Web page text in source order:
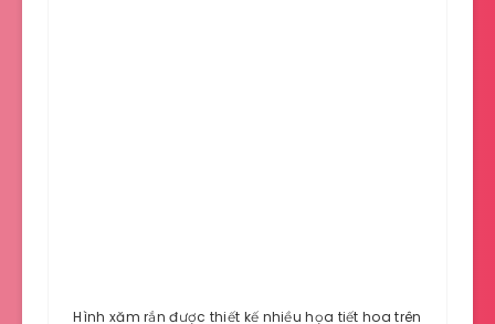
Hình xăm rắn được thiết kế nhiều họa tiết hoa trên